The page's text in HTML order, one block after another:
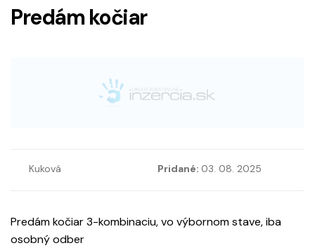
Predám kočiar
Kuková Pridané: 03. 08. 2025
Predám kočiar 3-kombinaciu, vo výbornom stave, iba
osobný odber